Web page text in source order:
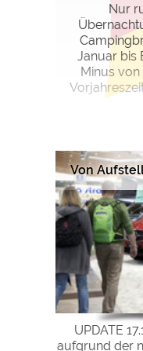
Nur
Januar bis
Minus von
Von
UPDATE
aufgrund der